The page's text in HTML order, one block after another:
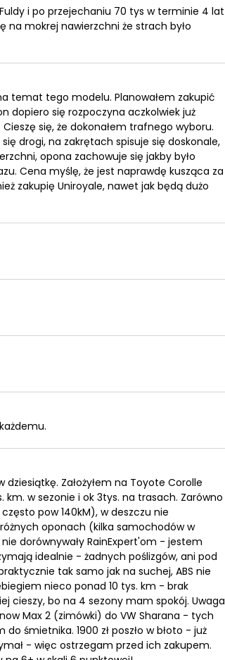
i po przejechaniu 70 tys w terminie 4 lat
na mokrej nawierzchni że strach było
temat tego modelu. Planowałem zakupić
dopiero się rozpoczyna aczkolwiek już
się, że dokonałem trafnego wyboru.
drogi, na zakrętach spisuje się doskonale,
opona zachowuje się jakby było
Cena myślę, że jest naprawdę kusząca za
zakupię Uniroyale, nawet jak będą dużo
dziesiątkę. Założyłem na Toyote Corolle
w sezonie i ok 3tys. na trasach. Zarówno
pow 140kM), w deszczu nie
oponach (kilka samochodów w
dorównywały RainExpert'om - jestem
idealnie - żadnych poślizgów, ani pod
tak samo jak na suchej, ABS nie
nieco ponad 10 tys. km - brak
cieszy, bo na 4 sezony mam spokój. Uwaga
Max 2 (zimówki) do VW Sharana - tych
śmietnika. 1900 zł poszło w błoto - już
- więc ostrzegam przed ich zakupem.